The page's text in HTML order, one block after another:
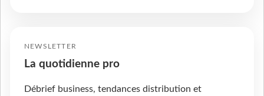
NEWSLETTER
La quotidienne pro
Débrief business, tendances distribution et